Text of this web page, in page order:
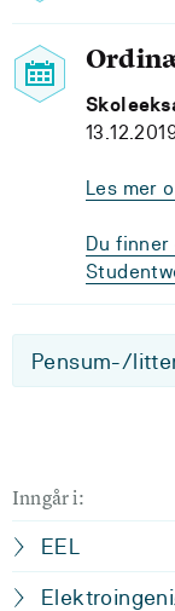
Les mer
Du
Pensum-/
Inngår i:
EEL